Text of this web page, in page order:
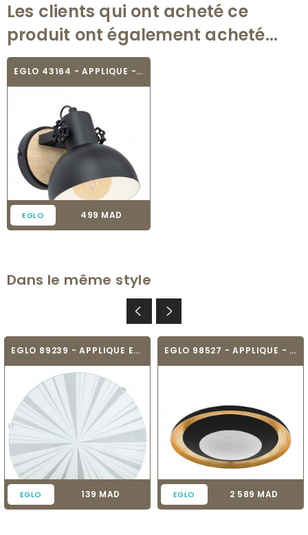
Les clients qui ont acheté ce
produit ont également acheté...
EGLO 43164 - APPLIQUE - LUBENHAM
EGLO Prix
499 MAD
Dans le même style
EGLO 89239 - APPLIQUE ET PLAFONNIER -...
EGLO Prix
139 MAD
EGLO 98527 - APPLIQUE - CANICOSA 2
EGLO Prix
2 589 MAD